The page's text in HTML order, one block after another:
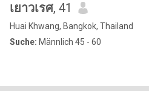
เยาวเรศ, 41
Huai Khwang, Bangkok, Thailand
Suche: Männlich 45 - 60